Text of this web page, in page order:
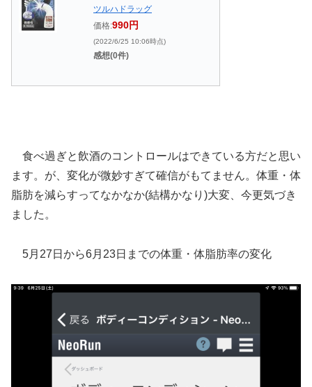
ツルハドラッグ
価格:990円
(2022/6/25 10:06時点)
感想(0件)
食べ過ぎと飲酒のコントロールはできている方だと思い
ます。が、変化が微妙すぎて確信がもてません。体重・体
脂肪を減らすってなかなか(結構かなり)大変、今更気づき
ました。
5月27日から6月23日までの体重・体脂肪率の変化